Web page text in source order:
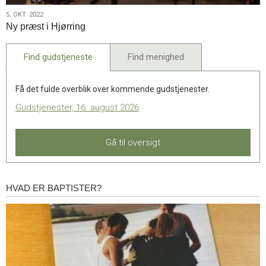
5.
okt.
2022
5. OKT. 2022
Ny præst i Hjørring
Find gudstjeneste Find menighed
Få det fulde overblik over kommende gudstjenester.
Gudstjenester, 16. august 2026
Gå til oversigt
Hvad
er
HVAD ER BAPTISTER?